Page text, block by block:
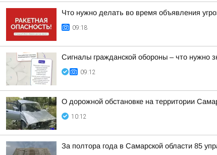
Что нужно делать во время объявления
09:18
Сигналы гражданской обороны – что нужно
09:12
О дорожной обстановке на территории
10:12
За полтора года в Самарской области 85